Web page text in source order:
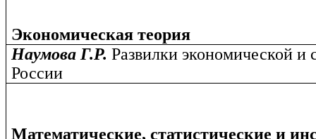
Экономическая теория
Наумова Г.Р.Развилки экономической и
России
Математические, статистические и